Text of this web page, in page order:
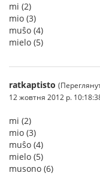
mi (2)
mio (3)
muŝo (4)
mielo (5)
ratkaptisto
12 жовтня 2012 р.
mi (2)
mio (3)
muŝo (4)
mielo (5)
musono (6)